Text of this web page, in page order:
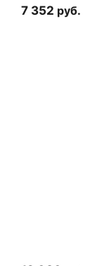
7 352 руб.